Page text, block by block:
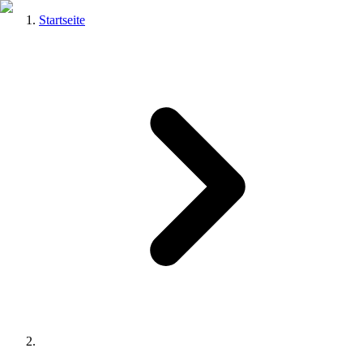
Startseite